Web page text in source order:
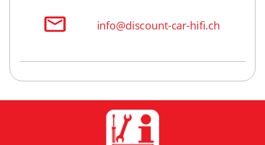
info@discount-car-hifi.ch